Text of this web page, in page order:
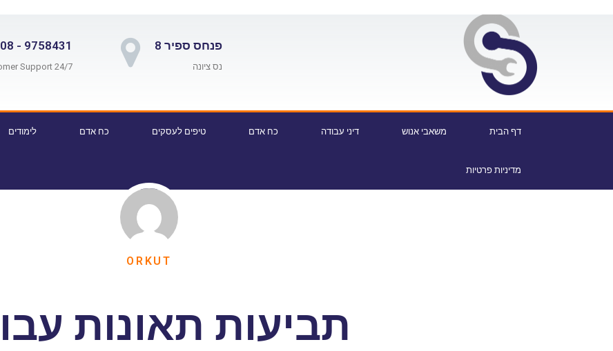
פנחס ספיר 8
נס ציונה
9758431 - 08
24/7 Customer Support
דף הבית משאבי אנוש דיני עבודה כח אדם טיפים לעסקים כח אדם לימודים
מדיניות פרטיות
ORKUT
תביעות תאונות